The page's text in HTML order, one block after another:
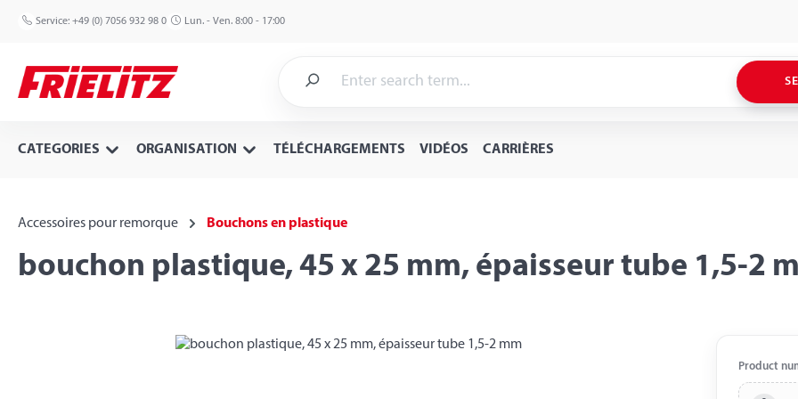
to main content
Skip to search
Skip to main navigation
Service: +49 (0) 7056 932 98 0 Lun. - Ven. 8:00 - 17:00
CATEGORIES ORGANISATION TÉLÉCHARGEMENTS VIDÉOS CARRIÈRES
Accessoires pour remorque Bouchons en plastique
bouchon plastique, 45 x 25 mm, épaisseur tube 1,5-2
Product